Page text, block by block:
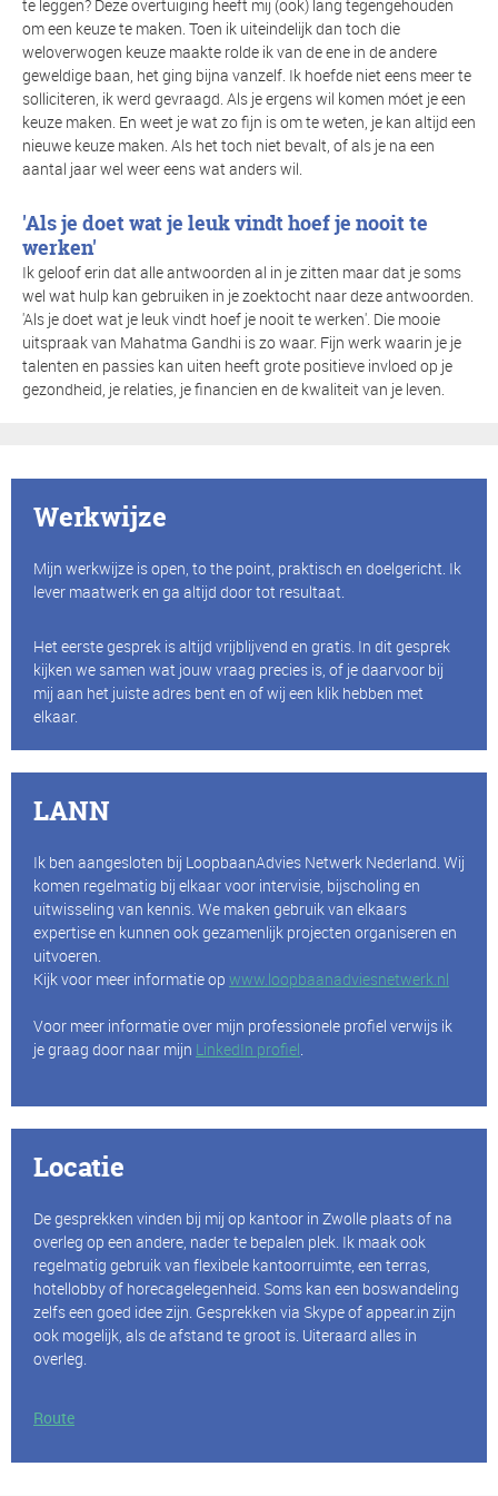
te leggen? Deze overtuiging heeft mij (ook) lang tegengehouden
om een keuze te maken. Toen ik uiteindelijk dan toch die
weloverwogen keuze maakte rolde ik van de ene in de andere
geweldige baan, het ging bijna vanzelf. Ik hoefde niet eens meer te
solliciteren, ik werd gevraagd. Als je ergens wil komen móet je een
keuze maken. En weet je wat zo fijn is om te weten, je kan altijd een
nieuwe keuze maken. Als het toch niet bevalt, of als je na een
aantal jaar wel weer eens wat anders wil.
'Als je doet wat je leuk vindt hoef je nooit te
werken'
Ik geloof erin dat alle antwoorden al in je zitten maar dat je soms
wel wat hulp kan gebruiken in je zoektocht naar deze antwoorden.
'Als je doet wat je leuk vindt hoef je nooit te werken'. Die mooie
uitspraak van Mahatma Gandhi is zo waar. Fijn werk waarin je je
talenten en passies kan uiten heeft grote positieve invloed op je
gezondheid, je relaties, je financien en de kwaliteit van je leven.
Werkwijze
Mijn werkwijze is open, to the point, praktisch en doelgericht. Ik
lever maatwerk en ga altijd door tot resultaat.
Het eerste gesprek is altijd vrijblijvend en gratis. In dit gesprek
kijken we samen wat jouw vraag precies is, of je daarvoor bij
mij aan het juiste adres bent en of wij een klik hebben met
elkaar.
LANN
Ik ben aangesloten bij LoopbaanAdvies Netwerk Nederland. Wij
komen regelmatig bij elkaar voor intervisie, bijscholing en
uitwisseling van kennis. We maken gebruik van elkaars
expertise en kunnen ook gezamenlijk projecten organiseren en
uitvoeren.
Kijk voor meer informatie op www.loopbaanadviesnetwerk.nl
Voor meer informatie over mijn professionele profiel verwijs ik
je graag door naar mijn LinkedIn profiel
Locatie
De gesprekken vinden bij mij op kantoor in Zwolle plaats of na
overleg op een andere, nader te bepalen plek. Ik maak ook
regelmatig gebruik van flexibele kantoorruimte, een terras,
hotellobby of horecagelegenheid. Soms kan een boswandeling
zelfs een goed idee zijn. Gesprekken via Skype of appear.in zijn
ook mogelijk, als de afstand te groot is. Uiteraard alles in
overleg.
Route